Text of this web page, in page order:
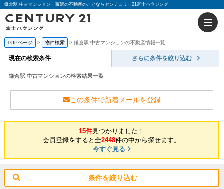
鎌倉駅 中古マンション｜藤沢の不動産のことならセンチュリー21富士ハウジング
TOPページ 物件検索 鎌倉駅 中古マンションの不動産情報一覧
現在の検索条件 さらに条件を絞り込む
鎌倉駅 中古マンションの検索結果一覧
この条件で新着メールを登録
15件見つかりました！
会員登録をすると全2448件の中から探せます。
今すぐ見る
条件を絞り込む